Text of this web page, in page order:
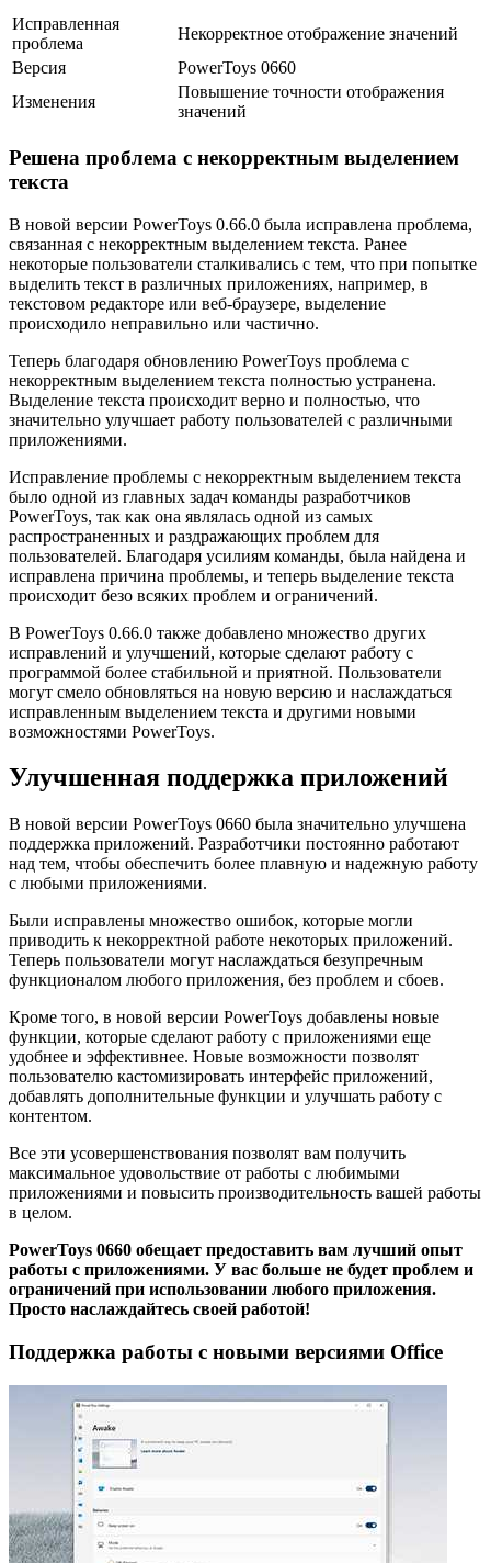
Исправленная
проблема
Некорректное отображение значений
Версия
PowerToys 0660
Изменения
Повышение точности отображения
значений
Решена проблема с некорректным выделением
текста
В новой версии PowerToys 0.66.0 была исправлена проблема,
связанная с некорректным выделением текста. Ранее
некоторые пользователи сталкивались с тем, что при попытке
выделить текст в различных приложениях, например, в
текстовом редакторе или веб-браузере, выделение
происходило неправильно или частично.
Теперь благодаря обновлению PowerToys проблема с
некорректным выделением текста полностью устранена.
Выделение текста происходит верно и полностью, что
значительно улучшает работу пользователей с различными
приложениями.
Исправление проблемы с некорректным выделением текста
было одной из главных задач команды разработчиков
PowerToys, так как она являлась одной из самых
распространенных и раздражающих проблем для
пользователей. Благодаря усилиям команды, была найдена и
исправлена причина проблемы, и теперь выделение текста
происходит безо всяких проблем и ограничений.
В PowerToys 0.66.0 также добавлено множество других
исправлений и улучшений, которые сделают работу с
программой более стабильной и приятной. Пользователи
могут смело обновляться на новую версию и наслаждаться
исправленным выделением текста и другими новыми
возможностями PowerToys.
Улучшенная поддержка приложений
В новой версии PowerToys 0660 была значительно улучшена
поддержка приложений. Разработчики постоянно работают
над тем, чтобы обеспечить более плавную и надежную работу
с любыми приложениями.
Были исправлены множество ошибок, которые могли
приводить к некорректной работе некоторых приложений.
Теперь пользователи могут наслаждаться безупречным
функционалом любого приложения, без проблем и сбоев.
Кроме того, в новой версии PowerToys добавлены новые
функции, которые сделают работу с приложениями еще
удобнее и эффективнее. Новые возможности позволят
пользователю кастомизировать интерфейс приложений,
добавлять дополнительные функции и улучшать работу с
контентом.
Все эти усовершенствования позволят вам получить
максимальное удовольствие от работы с любимыми
приложениями и повысить производительность вашей работы
в целом.
PowerToys 0660 обещает предоставить вам лучший опыт
работы с приложениями. У вас больше не будет проблем и
ограничений при использовании любого приложения.
Просто наслаждайтесь своей работой!
Поддержка работы с новыми версиями Office